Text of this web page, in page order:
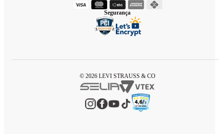
Segurança
© 2026 LEVI STRAUSS & CO